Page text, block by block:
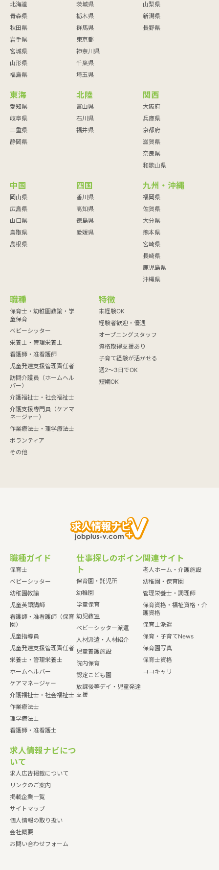
北海道
青森県
秋田県
岩手県
宮城県
山形県
福島県
茨城県
栃木県
群馬県
東京都
神奈川県
千葉県
埼玉県
山梨県
新潟県
長野県
東海
愛知県
岐阜県
三重県
静岡県
北陸
富山県
石川県
福井県
関西
大阪府
兵庫県
京都府
滋賀県
奈良県
和歌山県
中国
岡山県
広島県
山口県
鳥取県
島根県
四国
香川県
高知県
徳島県
愛媛県
九州・沖縄
福岡県
佐賀県
大分県
熊本県
宮崎県
長崎県
鹿児島県
沖縄県
職種
保育士・幼稚園教諭・学
童保育
ベビーシッター
栄養士・管理栄養士
看護師・准看護師
児童発達支援管理責任者
訪問介護員（ホームヘル
パー）
介護福祉士・社会福祉士
介護支援専門員（ケアマ
ネージャー）
作業療法士・理学療法士
ボランティア
その他
特徴
未経験OK
経験者歓迎・優遇
オープニングスタッフ
資格取得支援あり
子育て経験が活かせる
週2～3日でOK
短期OK
職種ガイド
保育士
ベビーシッター
幼稚園教諭
児童英語講師
看護師・准看護師（保育
園）
児童指導員
児童発達支援管理責任者
栄養士・管理栄養士
ホームヘルパー
ケアマネージャー
介護福祉士・社会福祉士
作業療法士
理学療法士
看護師・准看護士
仕事探しのポイン
ト
保育園・託児所
幼稚園
学童保育
幼児教室
ベビーシッター派遣
人材派遣・人材紹介
児童養護施設
院内保育
認定こども園
放課後等デイ・児童発達
支援
関連サイト
老人ホーム・介護施設
幼稚園・保育園
管理栄養士・調理師
保育資格・福祉資格・介
護資格
保育士派遣
保育・子育てNews
保育園写真
保育士資格
ココキャリ
求人情報ナビにつ
いて
求人広告掲載について
リンクのご案内
掲載企業一覧
サイトマップ
個人情報の取り扱い
会社概要
お問い合わせフォーム